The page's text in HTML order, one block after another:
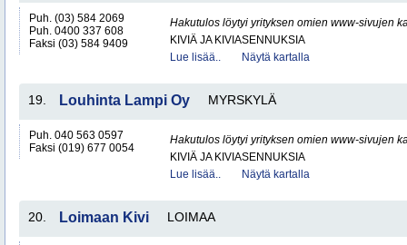
Puh. (03) 584 2069
Puh. 0400 337 608
Faksi (03) 584 9409
Hakutulos löytyi yrityksen omien www-sivujen
KIVIÄ JA KIVIASENNUKSIA
Lue lisää..
Näytä kartalla
19. Louhinta Lampi Oy MYRSKYLÄ
Puh. 040 563 0597
Faksi (019) 677 0054
Hakutulos löytyi yrityksen omien www-sivujen
KIVIÄ JA KIVIASENNUKSIA
Lue lisää..
Näytä kartalla
20. Loimaan Kivi LOIMAA